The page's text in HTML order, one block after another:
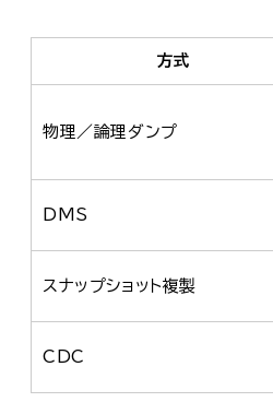
方式
物理／論理ダンプ
DMS
スナップショット複製
CDC